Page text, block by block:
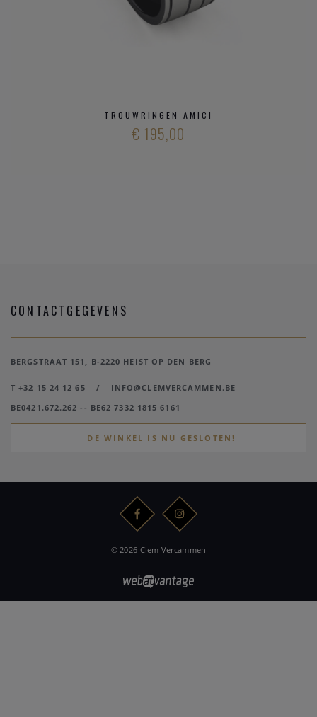
TROUWRINGEN AMICI
€ 195,00
CONTACTGEGEVENS
BERGSTRAAT 151, B-2220 HEIST OP DEN BERG
T +32 15 24 12 65 /
INFO@CLEMVERCAMMEN.BE
BE0421.672.262 -- BE62 7332 1815 6161
DE WINKEL IS NU GESLOTEN!
© 2026 Clem Vercammen